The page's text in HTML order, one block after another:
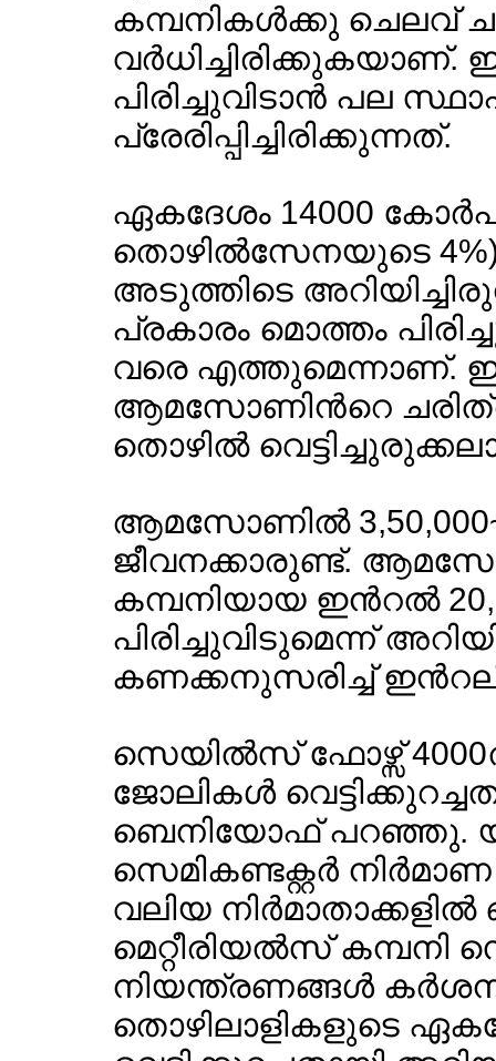
കമ്പനികള്‍ക്കു ചെലവ്
വര്‍ധിച്ചിരിക്കുകയാണ്.
പിരിച്ചുവിടാന്‍ പല
പ്രേരിപ്പിച്ചിരിക്കുന്നത്.
ഏകദേശം 14000
തൊഴില്‍സേനയുടെ
അടുത്തിടെ
പ്രകാരം മൊത്തം
വരെ എത്തുമെന്നാണ്.
ആമസോണിന്‍റെ
തൊഴില്‍
ആമസോണില്‍
ജീവനക്കാരുണ്ട്.
കമ്പനിയായ ഇന്‍റല്‍
പിരിച്ചുവിടുമെന്ന്
കണക്കനുസരിച്ച്
സെയില്‍സ് ഫോഴ്സ്
ജോലികള്‍
ബെനിയോഫ്
സെമികണ്ടക്റ്റര്‍
വലിയ
മെറ്റീരിയല്‍സ് കമ്പനി
നിയന്ത്രണങ്ങള്‍
തൊഴിലാളികളുടെ